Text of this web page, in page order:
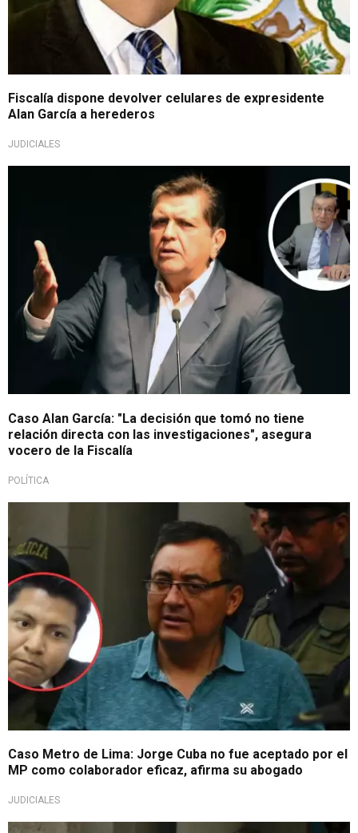
Fiscalía dispone devolver celulares de expresidente
Alan García a herederos
JUDICIALES
Caso Alan García: "La decisión que tomó no tiene
relación directa con las investigaciones", asegura
vocero de la Fiscalía
POLÍTICA
Caso Metro de Lima: Jorge Cuba no fue aceptado por el
MP como colaborador eficaz, afirma su abogado
JUDICIALES